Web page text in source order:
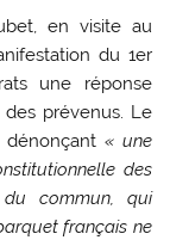
en visite au
du 1er
une réponse
prévenus. Le
dénonçant « une
des
commun, qui
français ne